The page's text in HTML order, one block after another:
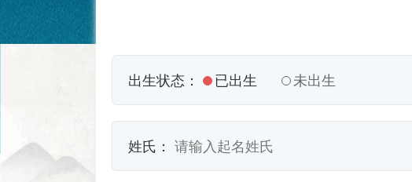
出生状态： 已出生 未出生
姓氏：